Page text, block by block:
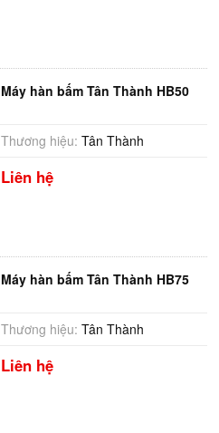
Máy hàn bấm Tân Thành HB50
Thương hiệu: Tân Thành
Liên hệ
Máy hàn bấm Tân Thành HB75
Thương hiệu: Tân Thành
Liên hệ